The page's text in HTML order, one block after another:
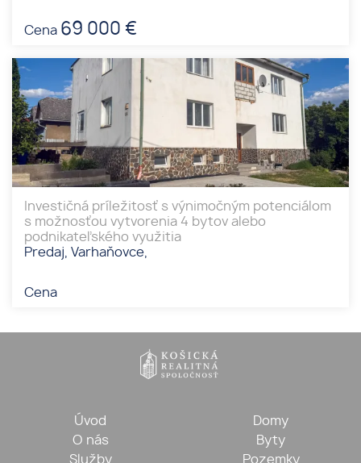
Cena 69 000 €
Investičná príležitosť s výnimočným potenciálom
s možnosťou vytvorenia 4 bytov alebo
podnikateľského využitia
Predaj, Varhaňovce,
Cena
Úvod
O nás
Služby
Domy
Byty
Pozemky